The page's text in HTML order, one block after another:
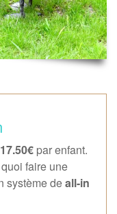
17.50€ par enfant.
faire une
système deall-in